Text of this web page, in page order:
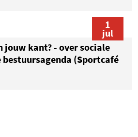
jouw kant? - over sociale
(Sportcafé
1
jul